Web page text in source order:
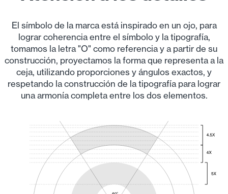
Atención a los detalles
El símbolo de la marca está inspirado en un ojo, para
lograr coherencia entre el símbolo y la tipografía,
tomamos la letra "O" como referencia y a partir de su
construcción, proyectamos la forma que representa a la